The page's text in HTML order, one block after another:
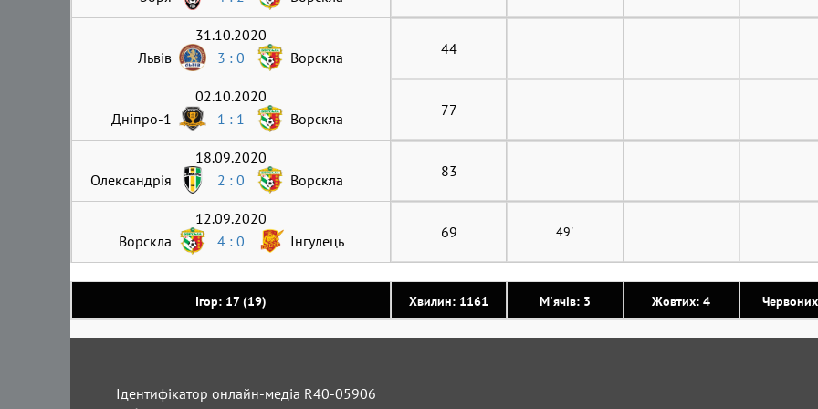
Ігор: 17 (19) Хвилин: 1161 М'ячів: 3 Жовтих: 4
31.10.2020
Львів
3 : 0 Ворскла 44
02.10.2020
Дніпро-1
1 : 1 Ворскла 77
18.09.2020
Олександрія
2 : 0 Ворскла 83
12.09.2020
Ворскла
4 : 0 Інгулець 69 49'
Ідентифікатор онлайн-медіа R40-05906